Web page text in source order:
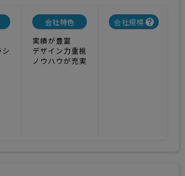
会社特色
実績が豊富
デザイン力重視
ノウハウが充実
会社規模